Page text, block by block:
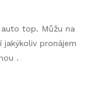
top. Můžu na
pronájem
.